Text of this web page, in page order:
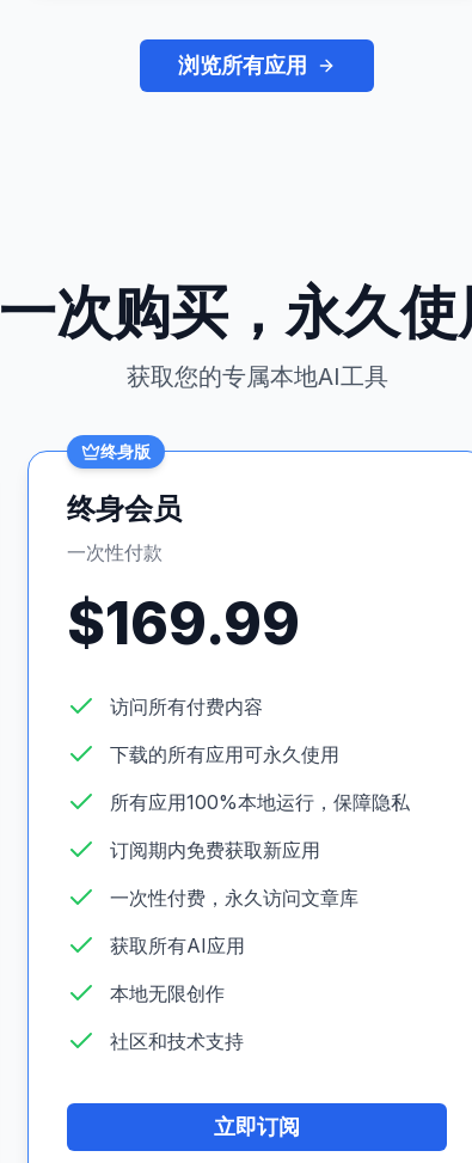
浏览所有应用
一次购买，永久使
获取您的专属本地AI工具
终身版
终身会员
一次性付款
$169.99
访问所有付费内容
下载的所有应用可永久使用
所有应用100%本地运行，保障隐私
订阅期内免费获取新应用
一次性付费，永久访问文章库
获取所有AI应用
本地无限创作
社区和技术支持
立即订阅